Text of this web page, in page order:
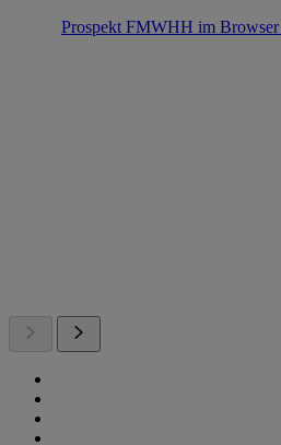
Prospekt FMWHH im Browser